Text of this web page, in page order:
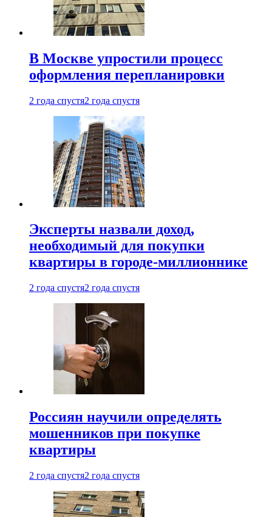
В Москве упростили процесс
оформления перепланировки
2 года спустя2 года спустя
Эксперты назвали доход,
необходимый для покупки
квартиры в городе-миллионнике
2 года спустя2 года спустя
Россиян научили определять
мошенников при покупке
квартиры
2 года спустя2 года спустя